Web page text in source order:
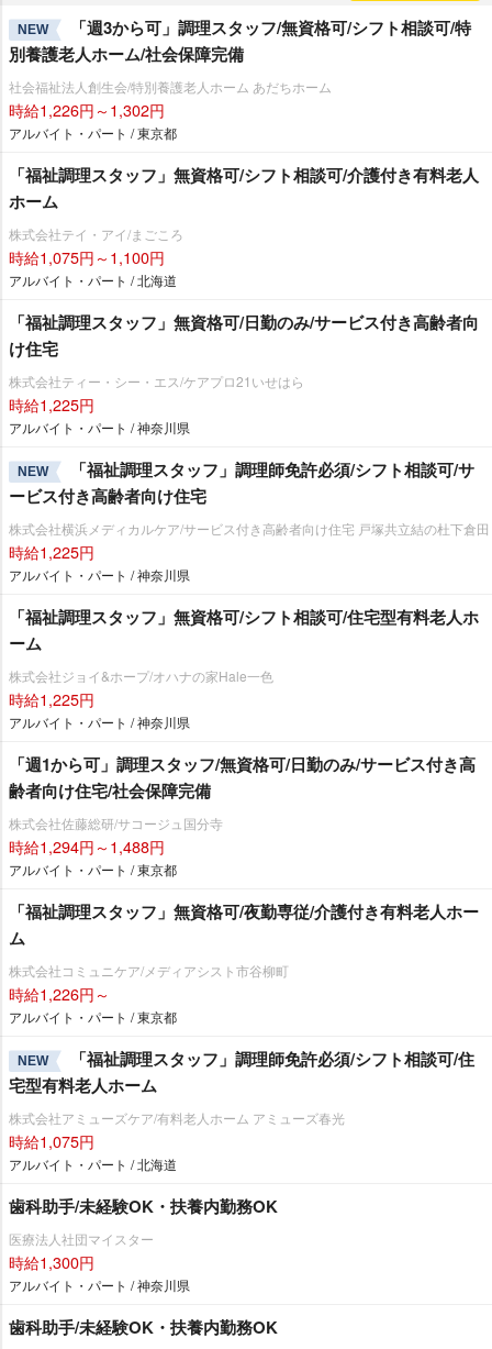
NEW
「週3から可」調理スタッフ/無資格可/シフト相談可/特
別養護老人ホーム/社会保障完備
社会福祉法人創生会/特別養護老人ホーム あだちホーム
時給1,226円～1,302円
アルバイト・パート / 東京都
「福祉調理スタッフ」無資格可/シフト相談可/介護付き有料老人
ホーム
株式会社テイ・アイ/まごころ
時給1,075円～1,100円
アルバイト・パート / 北海道
「福祉調理スタッフ」無資格可/日勤のみ/サービス付き高齢者向
け住宅
株式会社ティー・シー・エス/ケアプロ21いせはら
時給1,225円
アルバイト・パート / 神奈川県
NEW
「福祉調理スタッフ」調理師免許必須/シフト相談可/サ
ービス付き高齢者向け住宅
株式会社横浜メディカルケア/サービス付き高齢者向け住宅 戸塚共立結の杜下倉田
時給1,225円
アルバイト・パート / 神奈川県
「福祉調理スタッフ」無資格可/シフト相談可/住宅型有料老人ホ
ーム
株式会社ジョイ&ホープ/オハナの家Hale一色
時給1,225円
アルバイト・パート / 神奈川県
「週1から可」調理スタッフ/無資格可/日勤のみ/サービス付き高
齢者向け住宅/社会保障完備
株式会社佐藤総研/サコージュ国分寺
時給1,294円～1,488円
アルバイト・パート / 東京都
「福祉調理スタッフ」無資格可/夜勤専従/介護付き有料老人ホー
ム
株式会社コミュニケア/メディアシスト市谷柳町
時給1,226円～
アルバイト・パート / 東京都
NEW
「福祉調理スタッフ」調理師免許必須/シフト相談可/住
宅型有料老人ホーム
株式会社アミューズケア/有料老人ホーム アミューズ春光
時給1,075円
アルバイト・パート / 北海道
歯科助手/未経験OK・扶養内勤務OK
医療法人社団マイスター
時給1,300円
アルバイト・パート / 神奈川県
歯科助手/未経験OK・扶養内勤務OK